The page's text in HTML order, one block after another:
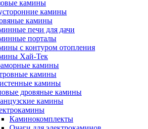
камины
камины
камины
печи для дачи
порталы
с контуром отопления
Хай-Тек
камины
камины
камины
дровяные камины
камины
Каминокомплекты